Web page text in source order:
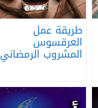
طريقة عمل
العرقسوس
المشروب الرمضاني